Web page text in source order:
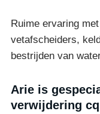
Ruime ervaring
vetafscheiders,
bestrijden van
Arie is
verwijdering